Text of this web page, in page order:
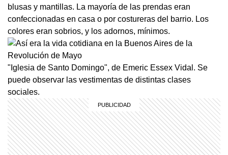
blusas y mantillas. La mayoría de las prendas eran
confeccionadas en casa o por costureras del barrio. Los
colores eran sobrios, y los adornos, mínimos.
"Iglesia de Santo Domingo", de Emeric Essex Vidal. Se
puede observar las vestimentas de distintas clases
sociales.